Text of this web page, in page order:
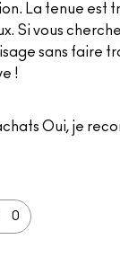
La tenue est
Si vous
sans faire
!
Oui, je
0